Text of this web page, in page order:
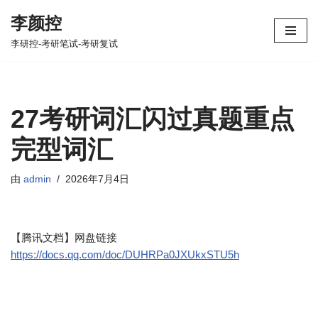
跳
李颜控
李研控-考研笔试-考研复试
27考研词汇闪过真题重点
完型词汇
由 admin 2026年7月4日
【腾讯文档】网盘链接
https://docs.qq.com/doc/DUHRPa0JXUkxSTU5h